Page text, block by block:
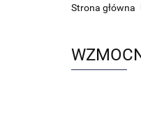
Strona główna